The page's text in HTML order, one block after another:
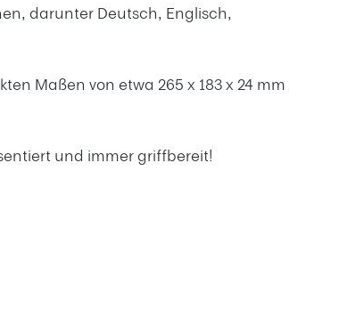
darunter Deutsch, Englisch,
Maßen von etwa 265 x 183 x 24 mm
und immer griffbereit!